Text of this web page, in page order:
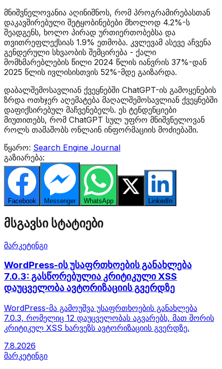
მნიშვნელოვანია აღინიშნოს, რომ პროგრამირებასთან
დაკავშირებული შეტყობინებები მხოლოდ 4.2%-ს
შეადგენს, ხოლო პირად ურთიერთობებსა და
თვითრეფლექსიას 1.9% ეთმობა. კვლევამ ასევე აჩვენა
გენდერული სხვაობის შემცირება - ქალი
მომხმარებლების წილი 2024 წლის იანვრის 37%-დან
2025 წლის ივლისისთვის 52%-მდე გაიზარდა.
დაბალშემოსავლიან ქვეყნებში ChatGPT-ის გამოყენების
ზრდა ოთხჯერ აღემატება მაღალშემოსავლიან ქვეყნებში
დაფიქსირებულ მაჩვენებელს. ეს ტენდენციები
მიუთითებს, რომ ChatGPT სულ უფრო მნიშვნელოვან
როლს თამაშობს ონლაინ ინფორმაციის მოძიებაში.
წყარო: Search Engine Journal
გაზიარება:
Facebook Messenger WhatsApp LinkedIn
მსგავსი სტატიები
მარკეტინგი
WordPress-ის უსაფრთხოების განახლება
7.0.3: გასწორებულია კრიტიკული XSS
დაუცველობა ავტორიზაციის გვერდზე
WordPress-მა გამოუშვა უსაფრთხოების განახლება
7.0.3, რომელიც 12 დაუცველობას აგვარებს, მათ შორის
კრიტიკულ XSS ხარვეზს ავტორიზაციის გვერდზე.
7.8.2026
მარკეტინგი